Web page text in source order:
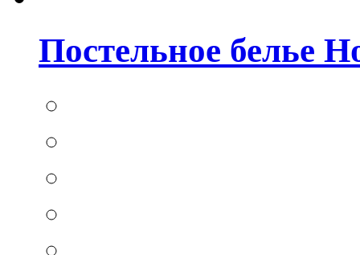
Постельное белье